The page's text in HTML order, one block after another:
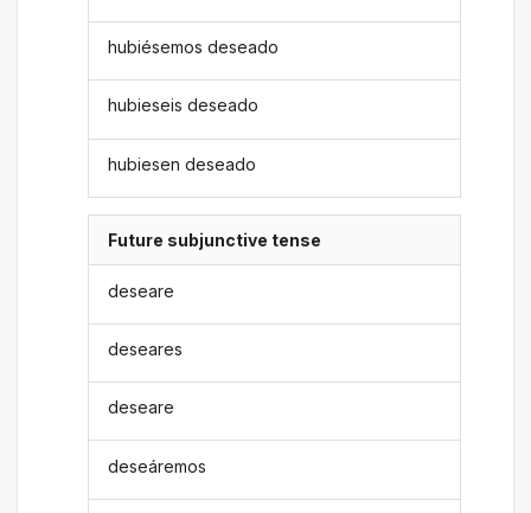
hubiésemos deseado
hubieseis deseado
hubiesen deseado
Future subjunctive tense
deseare
deseares
deseare
deseáremos